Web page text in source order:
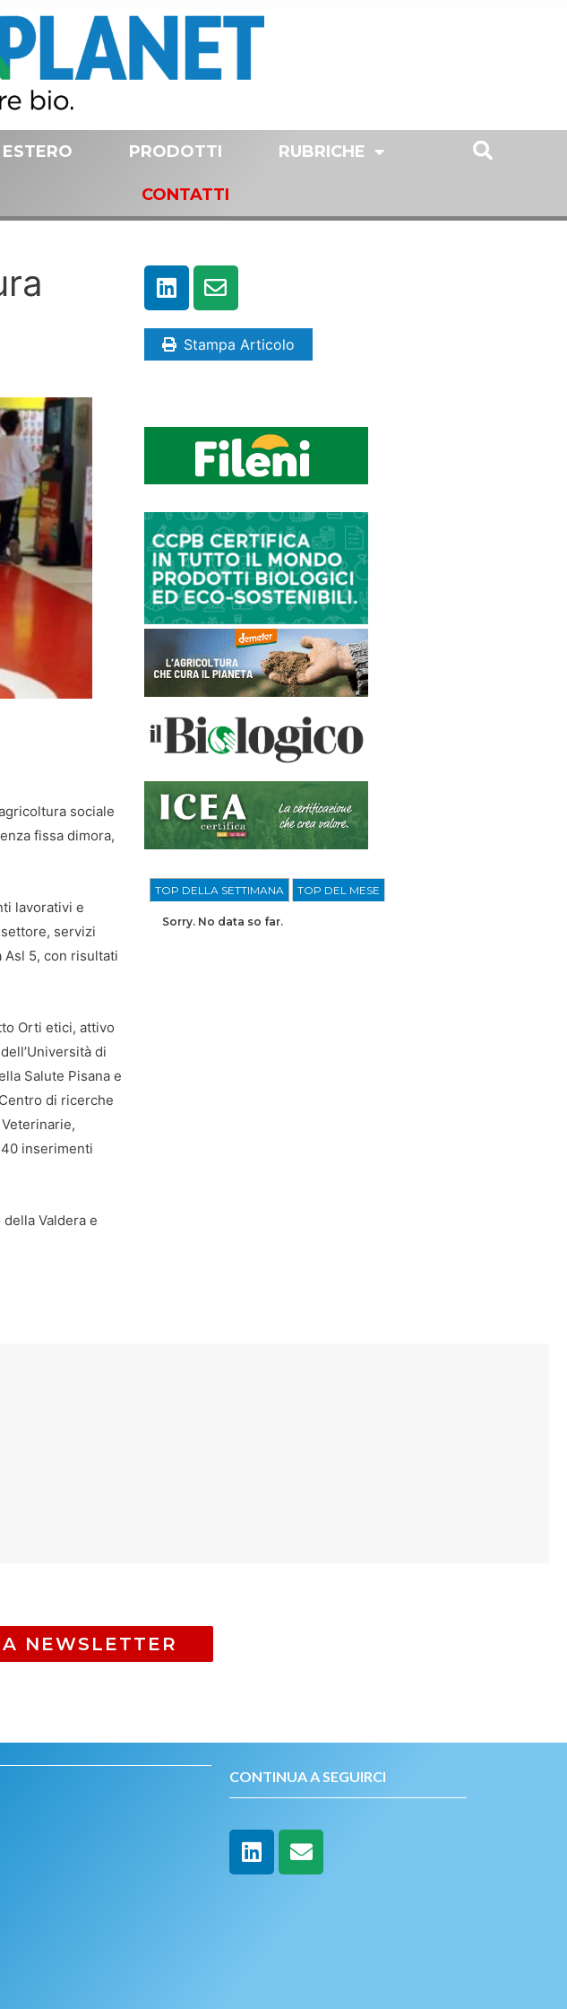
ESTERO PRODOTTI RUBRICHE
CONTATTI
sociale
fissa dimora,
lavorativi e
servizi
Asl 5, con risultati
Orti etici, attivo
di
Salute Pisana e
di ricerche
inserimenti
Valdera e
Stampa Articolo
TOP DELLA SETTIMANA TOP DEL MESE
Sorry. No data so far.
NEWSLETTER
CONTINUA A SEGUIRCI